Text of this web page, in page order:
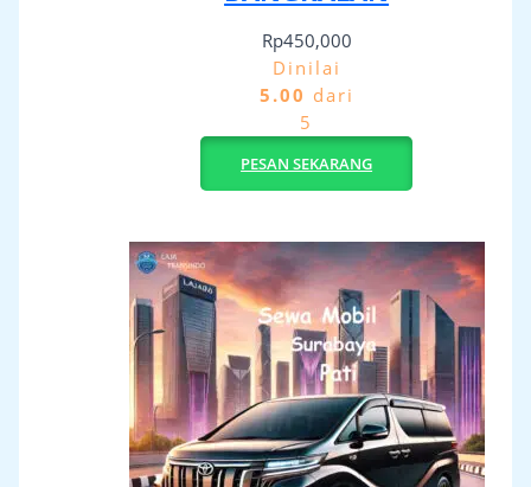
Rp450,000
Dinilai
5.00 dari
5
PESAN SEKARANG